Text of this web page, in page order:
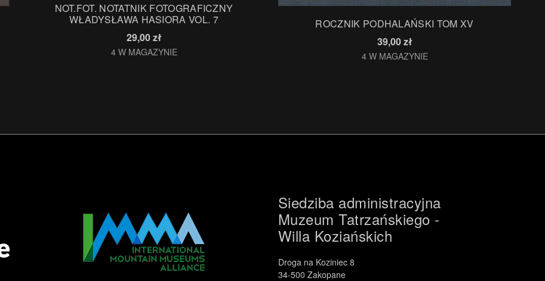
NOT.FOT. NOTATNIK FOTOGRAFICZNY
WŁADYSŁAWA HASIORA VOL. 7
29,00zł
4 W MAGAZYNIE
ROCZNIK PODHALAŃSKI TOM XV
39,00zł
4 W MAGAZYNIE
Siedziba administracyjna
Muzeum Tatrzańskiego -
Willa Koziańskich
Droga na Koziniec 8
34-500 Zakopane